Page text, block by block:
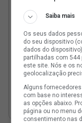
Saiba mais
Os seus dados
do seu dispositivo
dados do
partilhadas com
este site. Nós e os
geolocalização
Alguns
com base no
as opções abaixo.
página ou no menu
consentimento nas